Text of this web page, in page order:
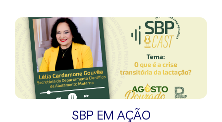
SBP EM AÇÃO